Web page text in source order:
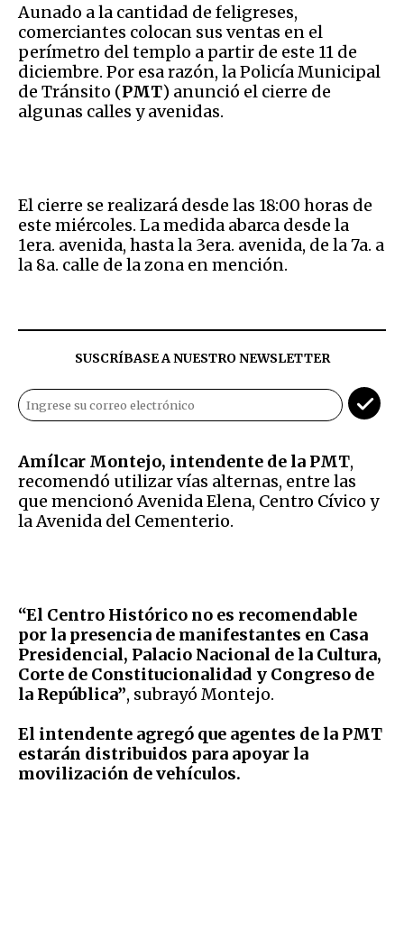
Aunado a la cantidad de feligreses,
comerciantes colocan sus ventas en el
perímetro del templo a partir de este 11 de
diciembre. Por esa razón, la Policía Municipal
de Tránsito (PMT) anunció el cierre de
algunas calles y avenidas.
El cierre se realizará desde las 18:00 horas de
este miércoles. La medida abarca desde la
1era. avenida, hasta la 3era. avenida, de la 7a. a
la 8a. calle de la zona en mención.
SUSCRÍBASE A NUESTRO NEWSLETTER
Amílcar Montejo, intendente de la PMT,
recomendó utilizar vías alternas, entre las
que mencionó Avenida Elena, Centro Cívico y
la Avenida del Cementerio.
“El Centro Histórico no es recomendable
por la presencia de manifestantes en Casa
Presidencial, Palacio Nacional de la Cultura,
Corte de Constitucionalidad y Congreso de
la República”, subrayó Montejo.
El intendente agregó que agentes de la PMT
estarán distribuidos para apoyar la
movilización de vehículos.